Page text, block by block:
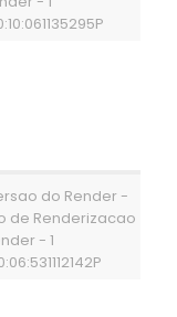
do Render -
de Renderizacao
- 1